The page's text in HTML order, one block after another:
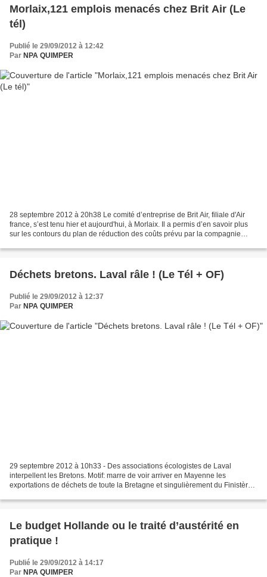
Morlaix,121 emplois menacés chez Brit Air (Le
tél)
Publié le 29/09/2012 à 12:42
Par NPA QUIMPER
28 septembre 2012 à 20h38 Le comité d’entreprise de Brit Air, filiale d'Air
france, s’est tenu hier et aujourd'hui, à Morlaix. Il a permis d’en savoir plus
sur les contours du plan de réduction des coûts prévu par la compagnie
Déchets bretons. Laval râle ! (Le Tél + OF)
Publié le 29/09/2012 à 12:37
Par NPA QUIMPER
29 septembre 2012 à 10h33 - Des associations écologistes de Laval
interpellent les Bretons. Motif: marre de voir arriver en Mayenne les
exportations de déchets de toute la Bretagne et singulièrement du Finistère:
Le budget Hollande ou le traité d’austérité en
pratique !
Publié le 29/09/2012 à 14:17
Par NPA QUIMPER